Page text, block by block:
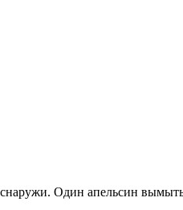
Один апельсин вымыть